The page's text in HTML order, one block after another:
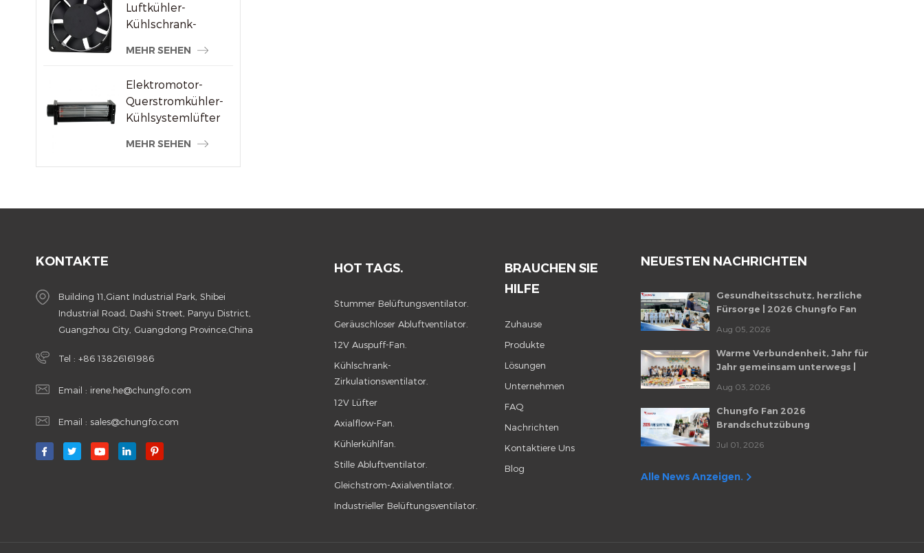
Luftkühler-
Kühlschrank-
x 120 x 38 mm
MEHR SEHEN
Elektromotor-
Querstromkühler-
Kühlsystemlüfter
MEHR SEHEN
KONTAKTE
Building 11,Giant Industrial Park, Shibei
Industrial Road, Dashi Street, Panyu District,
Guangzhou City, Guangdong Province,China
Tel : +86 13826161986
Email : irene.he@chungfo.com
Email : sales@chungfo.com
HOT TAGS.
Stummer Belüftungsventilator.
Geräuschloser Abluftventilator.
12V Auspuff-Fan.
Kühlschrank-
Zirkulationsventilator.
12V Lüfter
Axialflow-Fan.
Kühlerkühlfan.
Stille Abluftventilator.
Gleichstrom-Axialventilator.
Industrieller Belüftungsventilator.
BRAUCHEN SIE
HILFE
Zuhause
Produkte
Lösungen
Unternehmen
FAQ
Nachrichten
Kontaktiere Uns
Blog
NEUESTEN NACHRICHTEN
Gesundheitsschutz, herzliche
Fürsorge | 2026 Chungfo Fan
Veranstaltung
Aug 05, 2026
Warme Verbundenheit, Jahr für
Jahr gemeinsam unterwegs |
Geburtstagsfeier von Chungfo Fan
Aug 03, 2026
Chungfo Fan 2026
Brandschutzübung
Jul 01, 2026
Alle News Anzeigen.